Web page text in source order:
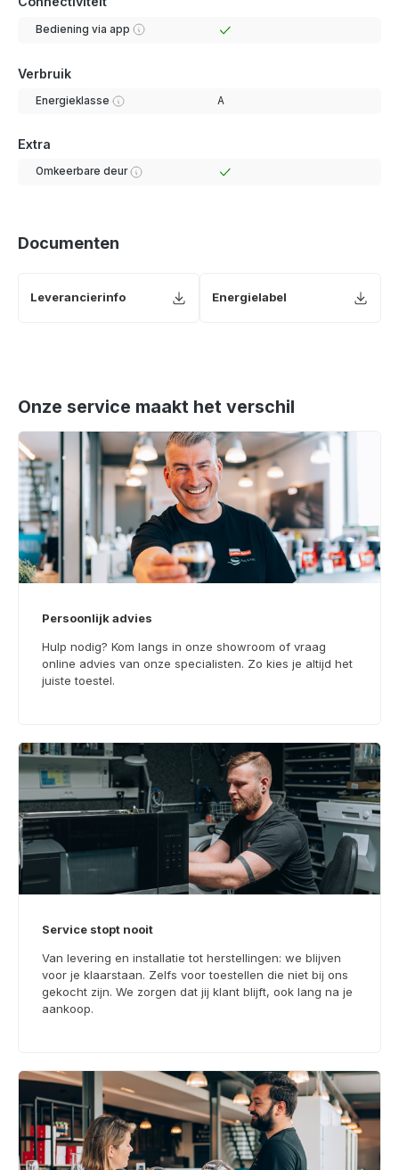
Bediening via app
Verbruik
Energieklasse A
Extra
Omkeerbare deur
Documenten
Leverancierinfo Energielabel
Onze service maakt het verschil
Persoonlijk advies
Hulp nodig? Kom langs in onze showroom of vraag
online advies van onze specialisten. Zo kies je altijd het
juiste toestel.
Service stopt nooit
Van levering en installatie tot herstellingen: we blijven
voor je klaarstaan. Zelfs voor toestellen die niet bij ons
gekocht zijn. We zorgen dat jij klant blijft, ook lang na je
aankoop.